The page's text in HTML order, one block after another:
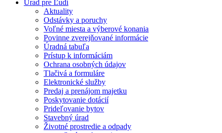
Úrad pre Ľudí
Aktuality
Odstávky a poruchy
Voľné miesta a výberové konania
Povinne zverejňované informácie
Úradná tabuľa
Prístup k informáciám
Ochrana osobných údajov
Tlačivá a formuláre
Elektronické služby
Predaj a prenájom majetku
Poskytovanie dotácií
Prideľovanie bytov
Stavebný úrad
Životné prostredie a odpady